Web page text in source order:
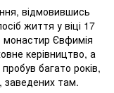
відмовившись
життя у віці 17
монастир Євфимія
керівництво, а
багато років,
заведених там.